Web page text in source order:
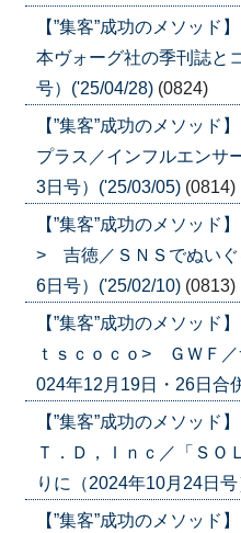
【”集客”成功のメソッ
本ヴォーグ社の季刊誌と
号）('25/04/28) (0824)
【”集客”成功のメソッ
プラス／インフルエンサ
3日号）('25/03/05) (0814)
【”集客”成功のメソッ
> 吉徳／ＳＮＳでぬいぐ
6日号）('25/02/10) (0813)
【”集客”成功のメソッ
ｔｓｃｏｃｏ> ＧＷＦ
024年12月19日・26日合
【”集客”成功のメソッ
Ｔ．Ｄ，Ｉｎｃ／「ＳＯ
りに（2024年10月24日
【”集客”成功のメソッ